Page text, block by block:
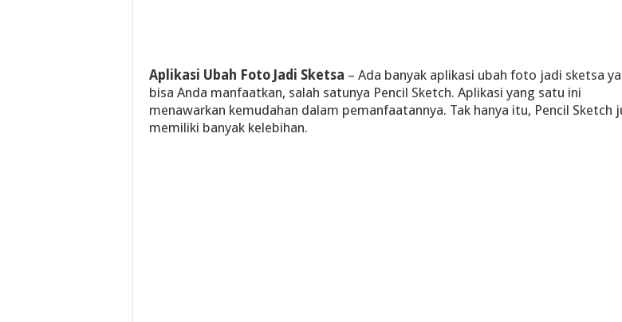
Aplikasi Ubah Foto Jadi Sketsa – Ada banyak aplikasi ubah foto jadi sketsa
bisa Anda manfaatkan, salah satunya Pencil Sketch. Aplikasi yang satu ini
menawarkan kemudahan dalam pemanfaatannya. Tak hanya itu, Pencil Sketch
memiliki banyak kelebihan.